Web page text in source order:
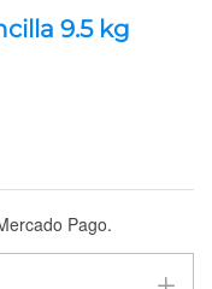
9.5 kg
Pago.